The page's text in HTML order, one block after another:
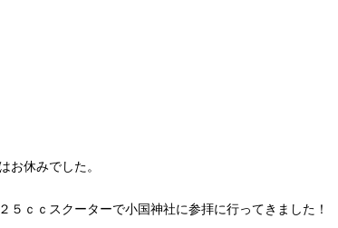
お休みでした。
５ｃｃスクーターで小国神社に参拝に行ってきました！